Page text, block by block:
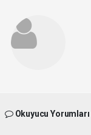
Okuyucu Yorumları